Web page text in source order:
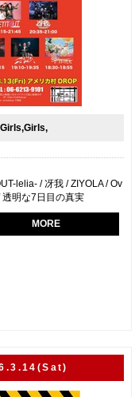
lelia- / 冴我 / ZIYOLA / Ov
透明な7日目の真実
MORE